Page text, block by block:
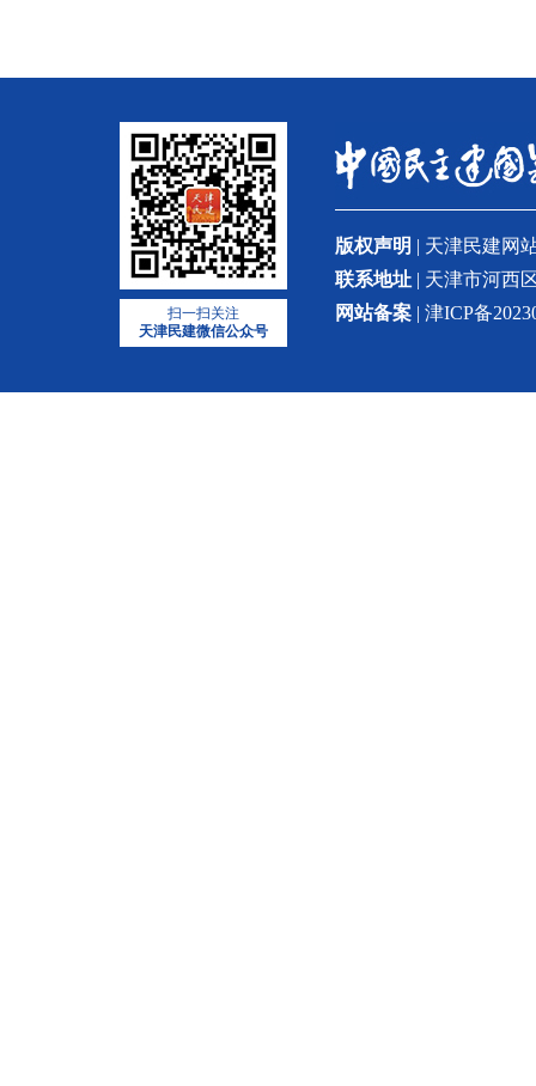
扫一扫关注
天津民建微信公众号
版权声明 | 天津民建网
联系地址 | 天津市河西
网站备案 | 津ICP备